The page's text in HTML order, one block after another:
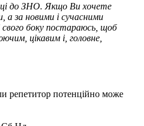
до ЗНО. Якщо Ви хочете
а за новими і сучасними
боку постараюсь, щоб
цікавим і, головне,
репетитор потенційно може